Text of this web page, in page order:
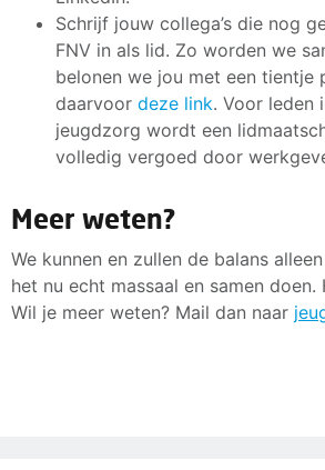
Schrijf jouw collega’s die nog
FNV in als lid. Zo worden we
belonen we jou met een tientje
daarvoor deze link. Voor leden
jeugdzorg wordt een
volledig vergoed door
Meer weten?
We kunnen en zullen de balans
het nu echt massaal en samen
Wil je meer weten? Mail dan naar